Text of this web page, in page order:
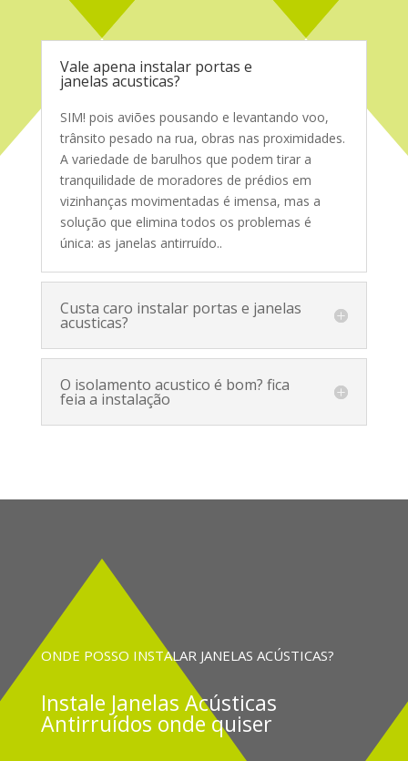
Service Glass
Vale apena instalar portas e
janelas acusticas?
SIM! pois aviões pousando e levantando voo,
trânsito pesado na rua, obras nas proximidades.
A variedade de barulhos que podem tirar a
tranquilidade de moradores de prédios em
vizinhanças movimentadas é imensa, mas a
solução que elimina todos os problemas é
única: as janelas antirruído..
Custa caro instalar portas e janelas
acusticas?
O isolamento acustico é bom? fica
feia a instalação
ONDE POSSO INSTALAR JANELAS ACÚSTICAS?
Instale Janelas Acústicas
Antirruídos onde quiser